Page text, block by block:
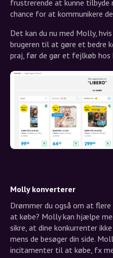
frustrerende at kunne tilbyde
chance for at kommunikere
Det kan du nu med Molly,
brugeren til at gøre et bedre
praj, før de gør et fejlkøb hos
Molly konverterer
Drømmer du også om at
at købe? Molly kan hjælpe
sikre, at dine konkurrenter
mens de besøger din side.
incitamenter til at købe, fx